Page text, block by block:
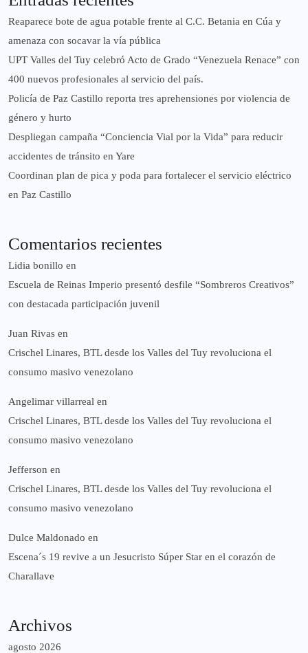
Reaparece bote de agua potable frente al C.C. Betania en Cúa y
amenaza con socavar la vía pública
UPT Valles del Tuy celebró Acto de Grado “Venezuela Renace” con
400 nuevos profesionales al servicio del país.
‎Policía de Paz Castillo reporta tres aprehensiones por violencia de
género y hurto
‎Despliegan campaña “Conciencia Vial por la Vida” para reducir
accidentes de tránsito en Yare
Coordinan plan de pica y poda para fortalecer el servicio eléctrico
en Paz Castillo
Comentarios recientes
Lidia bonillo en
Escuela de Reinas Imperio presentó desfile “Sombreros Creativos”
con destacada participación juvenil
Juan Rivas en
Crischel Linares, BTL desde los Valles del Tuy revoluciona el
consumo masivo venezolano
Angelimar villarreal en
Crischel Linares, BTL desde los Valles del Tuy revoluciona el
consumo masivo venezolano
Jefferson en
Crischel Linares, BTL desde los Valles del Tuy revoluciona el
consumo masivo venezolano
Dulce Maldonado en
Escena´s 19 revive a un Jesucristo Súper Star en el corazón de
Charallave
Archivos
agosto 2026